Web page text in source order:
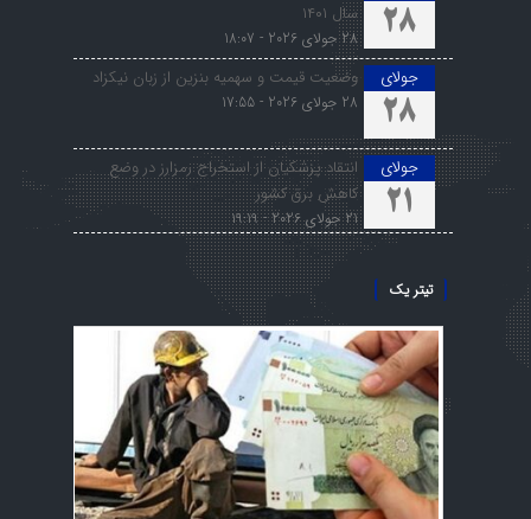
28
سال ۱۴۰۱
28 جولای 2026 - 18:07
جولای
28
وضعیت قیمت و سهمیه بنزین از زبان نیکزاد
28 جولای 2026 - 17:55
جولای
21
انتقاد پزشکیان از استخراج رمزارز در وضع
کاهش برق کشور
21 جولای 2026 - 19:19
تیتر یک